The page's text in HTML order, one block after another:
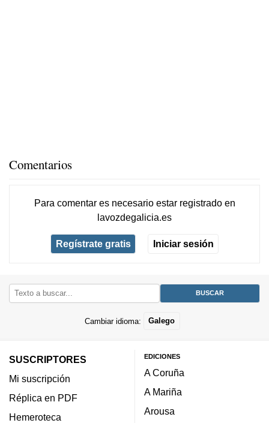
Comentarios
Para comentar es necesario estar registradoen
lavozdegalicia.es
Regístrate gratis Iniciar sesión
Cambiar idioma: Galego
SUSCRIPTORES
Mi suscripción
Réplica en PDF
Hemeroteca
EDICIONES
A Coruña
A Mariña
Arousa